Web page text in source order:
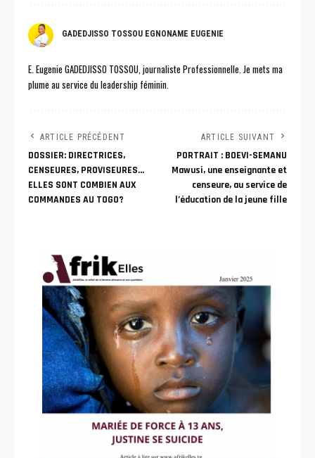
GADEDJISSO TOSSOU EGNONAME EUGENIE
E. Eugenie GADEDJISSO TOSSOU, journaliste Professionnelle. Je mets ma
plume au service du leadership féminin.
ARTICLE PRÉCÉDENT
DOSSIER: DIRECTRICES,
CENSEURES, PROVISEURES…
ELLES SONT COMBIEN AUX
COMMANDES AU TOGO?
ARTICLE SUIVANT
PORTRAIT : BOEVI-SEMANU
Mawusi, une enseignante et
censeure, au service de
l’éducation de la jeune fille